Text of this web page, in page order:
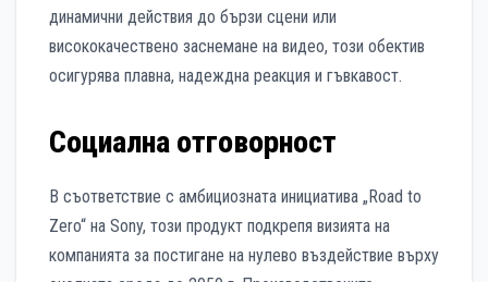
динамични действия до бързи сцени или
висококачествено заснемане на видео, този обектив
осигурява плавна, надеждна реакция и гъвкавост.
Социална отговорност
В съответствие с амбициозната инициатива „Road to
Zero“ на Sony, този продукт подкрепя визията на
компанията за постигане на нулево въздействие върху